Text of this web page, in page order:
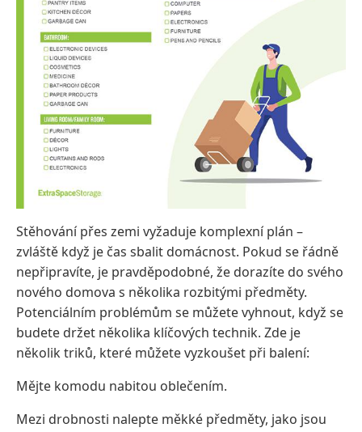
Stěhování přes zemi vyžaduje komplexní plán –
zvláště když je čas sbalit domácnost. Pokud se řádně
nepřipravíte, je pravděpodobné, že dorazíte do svého
nového domova s ​​několika rozbitými předměty.
Potenciálním problémům se můžete vyhnout, když se
budete držet několika klíčových technik. Zde je
několik triků, které můžete vyzkoušet při balení:
Mějte komodu nabitou oblečením.
Mezi drobnosti nalepte měkké předměty, jako jsou